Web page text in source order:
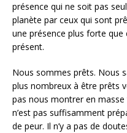
présence qui ne soit pas
planète par ceux qui sont
une présence plus forte que
présent.
Nous sommes prêts. Nous
plus nombreux à être prêts
pas nous montrer en
n’est pas suffisamment
de peur. Il n’y a pas de